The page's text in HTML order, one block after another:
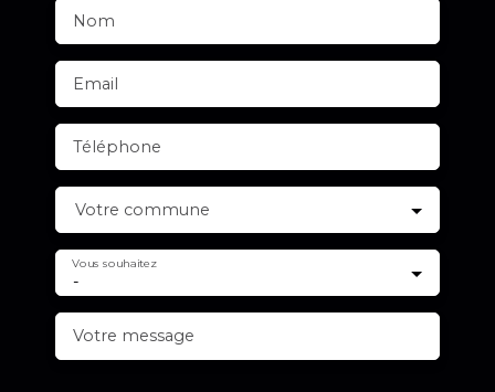
Nom
Email
Téléphone
Votre commune
-
Vous souhaitez
Votre message